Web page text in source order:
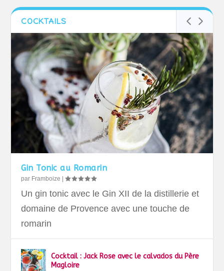
COCKTAILS
Gin Tonic au Romarin
par Framboize |
Un gin tonic avec le Gin XII de la distillerie et
domaine de Provence avec une touche de
romarin
Cocktail : Jack Rose avec le calvados du Père
Magloire